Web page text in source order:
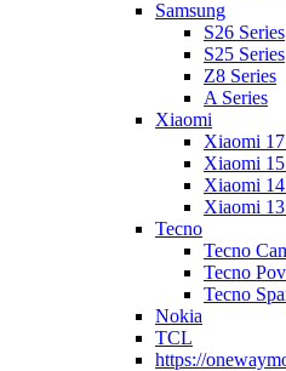
Samsung
S26 Series
S25 Series
Z8 Series
A Series
Xiaomi
Xiaomi
Xiaomi
Xiaomi
Xiaomi
Tecno
Tecno
Tecno
Tecno
Nokia
TCL
https://